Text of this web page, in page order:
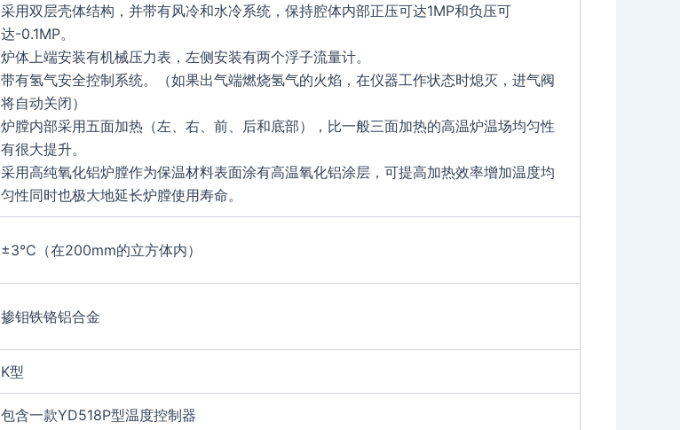
采用双层壳体结构，并带有风冷和水冷系统，保持腔体内部正压可达1MP和负压可
达-0.1MP。
炉体上端安装有机械压力表，左侧安装有两个浮子流量计。
带有氢气安全控制系统。（如果出气端燃烧氢气的火焰，在仪器工作状态时熄灭，进气阀
将自动关闭）
炉膛内部采用五面加热（左、右、前、后和底部），比一般三面加热的高温炉温场均匀性
有很大提升。
采用高纯氧化铝炉膛作为保温材料表面涂有高温氧化铝涂层，可提高加热效率增加温度均
匀性同时也极大地延长炉膛使用寿命。
±3℃（在200mm的立方体内）
掺钼铁铬铝合金
K型
包含一款YD518P型温度控制器